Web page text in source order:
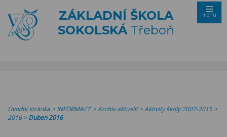
ZÁKLADNÍ ŠKOLA
SOKOLSKÁTřeboň
menu
Úvodní stránka >INFORMACE>Archiv aktualit>Aktivity školy 2007-2015>
2016>Duben 2016